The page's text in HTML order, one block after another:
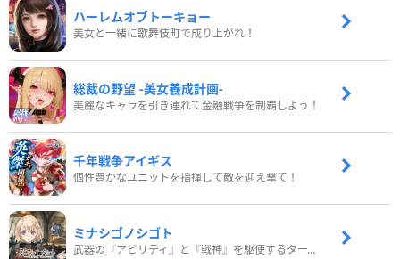
ハーレムオブトーキョー
美女と一緒に歌舞伎町で成り上がれ！
総裁の野望 -美女養成計画-
美麗なキャラを引き連れて金融戦争を制覇しよう！
千年戦争アイギス
個性豊かなユニットを指揮して敵を迎え撃て！
ミナシゴノシゴト
武器の『アビリティ』と『戦神』を駆使するターン制コマンドバトルRPG！